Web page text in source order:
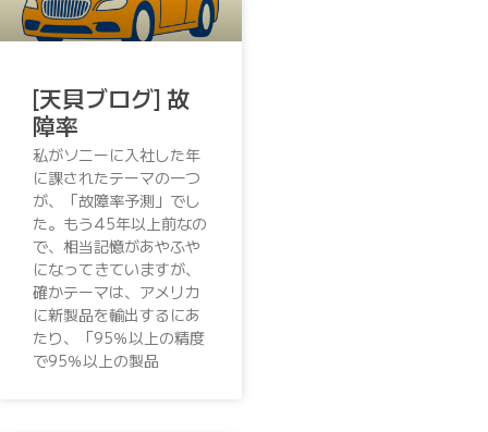
[天貝ブログ] 故
障率
私がソニーに入社した年
に課されたテーマの一つ
が、「故障率予測」でし
た。もう45年以上前なの
で、相当記憶があやふや
になってきていますが、
確かテーマは、アメリカ
に新製品を輸出するにあ
たり、「95％以上の精度
で95％以上の製品